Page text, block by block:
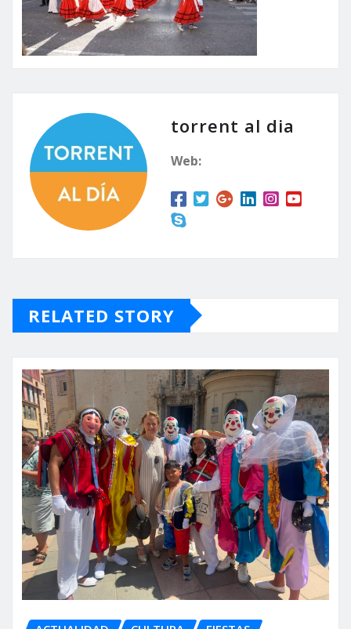
torrent al dia
Web:
RELATED STORY